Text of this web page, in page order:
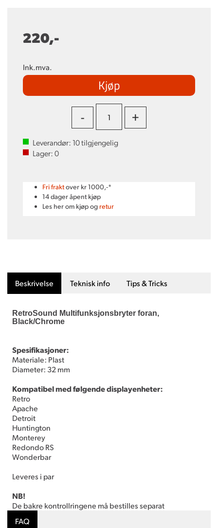
220,-
Ink.mva.
Kjøp
- +
Leverandør:10tilgjengelig
Lager:0
Fri fraktover kr 1000,-*
14 dager åpent kjøp
Les her om kjøp og retur
Beskrivelse Teknisk info Tips & Tricks
RetroSound Multifunksjonsbryter foran,
Black/Chrome
Spesifikasjoner:
Materiale: Plast
Diameter: 32 mm
Kompatibel med følgende displayenheter:
Retro
Apache
Detroit
Huntington
Monterey
Redondo RS
Wonderbar
Leveres i par
NB!
De bakre kontrollringene må bestilles separat
FAQ